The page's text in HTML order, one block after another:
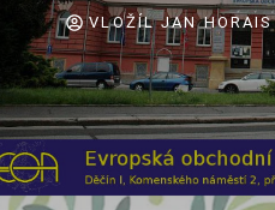
VLOŽÍLJAN HORAIS